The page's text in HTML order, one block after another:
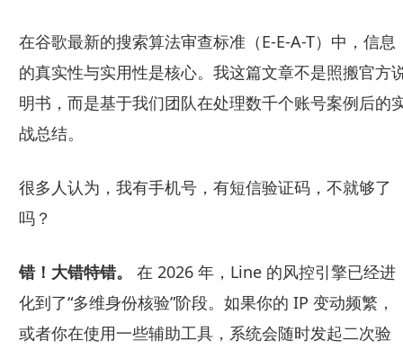
在谷歌最新的搜索算法审查标准（E-E-A-T）中，信息
的真实性与实用性是核心。我这篇文章不是照搬官方
明书，而是基于我们团队在处理数千个账号案例后的
战总结。
很多人认为，我有手机号，有短信验证码，不就够了
吗？
错！大错特错。
在 2026 年，Line 的风控引擎已经进
化到了“多维身份核验”阶段。如果你的 IP 变动频繁，
或者你在使用一些辅助工具，系统会随时发起二次验